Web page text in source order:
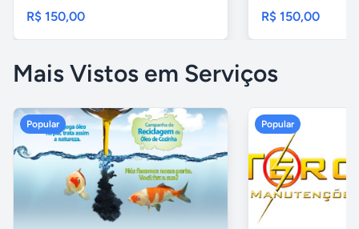
R$ 150,00 R$ 150,00
Mais Vistos em Serviços
Popular Popular